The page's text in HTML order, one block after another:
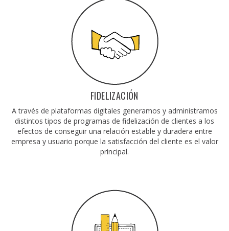
FIDELIZACIÓN
A través de plataformas digitales generamos y administramos
distintos tipos de programas de fidelización de clientes a los
efectos de conseguir una relación estable y duradera entre
empresa y usuario porque la satisfacción del cliente es el valor
principal.